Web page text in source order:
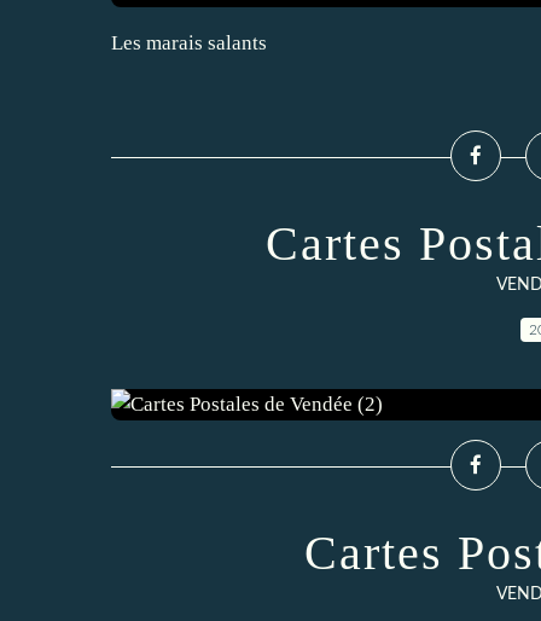
Les marais salants
Cartes
Cartes